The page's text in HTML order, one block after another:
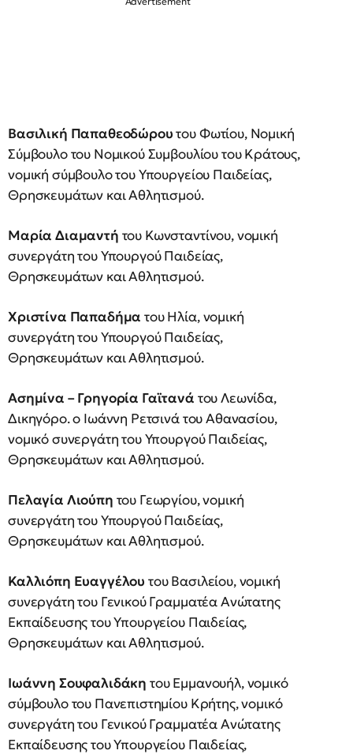
Βασιλική Παπαθεοδώρουτου Φωτίου, Νομική
Σύμβουλο του Νομικού Συμβουλίου του Κράτους,
νομική σύμβουλο του Υπουργείου Παιδείας,
Θρησκευμάτων και Αθλητισμού.
Μαρία Διαμαντή του Κωνσταντίνου, νομική
συνεργάτη του Υπουργού Παιδείας,
Θρησκευμάτων και Αθλητισμού.
Χριστίνα Παπαδήμα του Ηλία, νομική
συνεργάτη του Υπουργού Παιδείας,
Θρησκευμάτων και Αθλητισμού.
Ασημίνα – Γρηγορία Γαϊτανά του Λεωνίδα,
Δικηγόρο. o Ιωάννη Ρετσινά του Αθανασίου,
νομικό συνεργάτη του Υπουργού Παιδείας,
Θρησκευμάτων και Αθλητισμού.
Πελαγία Λιούπη του Γεωργίου, νομική
συνεργάτη του Υπουργού Παιδείας,
Θρησκευμάτων και Αθλητισμού.
Καλλιόπη Ευαγγέλου του Βασιλείου, νομική
συνεργάτη του Γενικού Γραμματέα Ανώτατης
Εκπαίδευσης του Υπουργείου Παιδείας,
Θρησκευμάτων και Αθλητισμού.
Ιωάννη Σουφαλιδάκη του Εμμανουήλ, νομικό
σύμβουλο του Πανεπιστημίου Κρήτης, νομικό
συνεργάτη του Γενικού Γραμματέα Ανώτατης
Εκπαίδευσης του Υπουργείου Παιδείας,